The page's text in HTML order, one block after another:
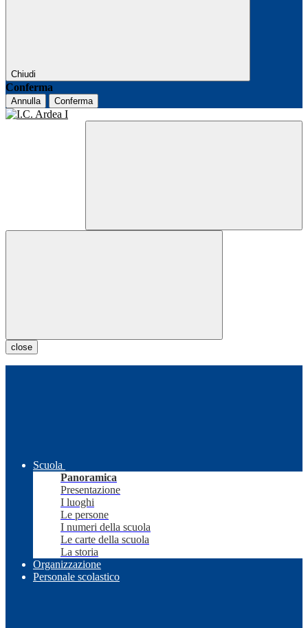
Chiudi
Conferma
Annulla Conferma
close
Scuola
Panoramica
Presentazione
I luoghi
Le persone
I numeri della scuola
Le carte della scuola
La storia
Organizzazione
Personale scolastico